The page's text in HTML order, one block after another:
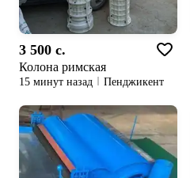
3 500 c.
Колона римская
15 минут назад Пенджикент